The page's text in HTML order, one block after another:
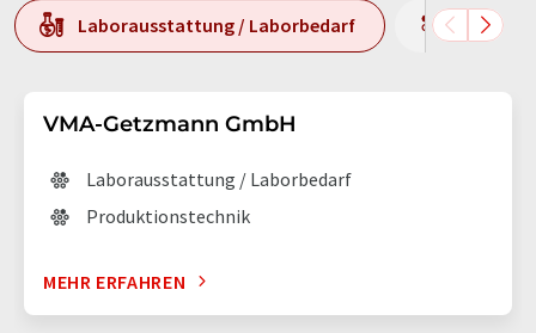
Laborausstattung / Laborbedarf
VMA-Getzmann GmbH
Laborausstattung / Laborbedarf
Produktionstechnik
MEHR ERFAHREN